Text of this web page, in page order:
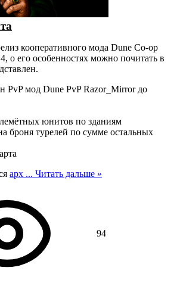
кооперативного мода Dune Co-op
о его особенностях можно почитать в
PvP мод Dune PvP Razor_Mirror до
юнитов по зданиям
броня турелей по сумме остальных
арх ... Читать дальше »
94